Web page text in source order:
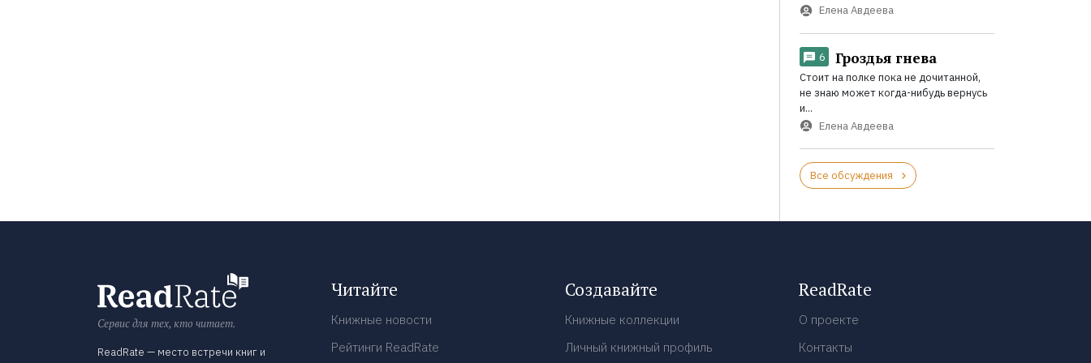
Елена Авдеева
6 Гроздья гнева
Стоит на полке пока не дочитанной,
не знаю может когда-нибудь вернусь
и...
Елена Авдеева
Все обсуждения
Сервис для тех, кто читает.
ReadRate — место встречи книг и
Читайте
Книжные новости
Рейтинги ReadRate
Создавайте
Книжные коллекции
Личный книжный профиль
ReadRate
О проекте
Контакты